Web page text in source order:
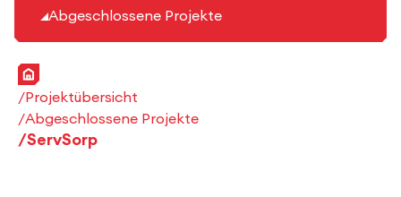
Abgeschlossene Projekte
Startseite
Projektübersicht
Abgeschlossene Projekte
ServSorp